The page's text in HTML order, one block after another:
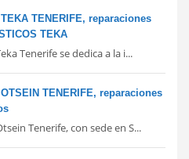
TENERIFE, reparaciones
TEKA
Tenerife se dedica a la i...
TENERIFE, reparaciones
Tenerife, con sede en S...